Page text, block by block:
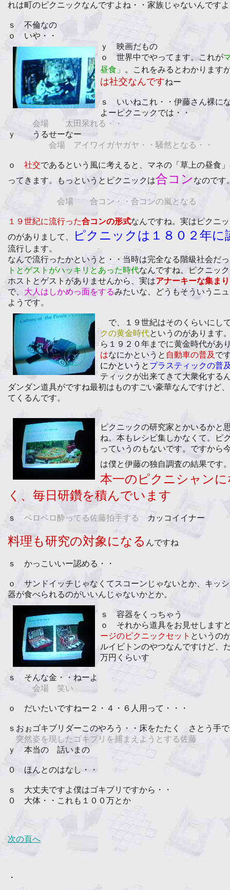
れは町のピクニックなんですよね・・家族じゃないんです
ｓ 不倫なの
ｏ いや・・
ｙ 映画だもの
ｏ 世界中でやってます。これが
昼食」
。これをみるとわかります
は社交なんですねー
ｓ いいねこれ・・伊藤さん裸に
よーピクニックでは・・
会場 太田呆れる・・
ｙ うるせーなー
会場 アイワイガヤガヤ・・騒然となる・・
ｏ 社交であるという風に考えると、マネの「草上の昼食
ってきます。もっというとピクニックは合コン なのです
会場 合コン・・合コンの嵐となる
１９世紀に流行った合コンの形式なんですね。実はピクニ
のがありまして、
ピクニックは１８０２年に
流行します。
なんで流行ったかというと・・当時は完全なる階級社会だ
トとゲストがハッキリとあった時代なんですね。ピクニッ
ホストとゲストがありませんから、実はアナーキーな集まり
で、 大人はしかめっ面をするみたいな、どうもそういうニ
ようです。
で、１９世紀はそのくらいにし
クの黄金時代というのがあります
ら１９２０年までに黄金時代があ
はなにかというと 自動車の普及 で
にかというと プラスティックの普
ティックが出来てきて大衆化する
ダンダン道具がですね最初はものすごい豪華なんですけど
てくるんです。
ピクニックの研究家とかいるかと
ね。本もレシピ集しかなくて。ピ
っていうのもないです。ですから
は僕と伊藤の独自調査の結果です
本一のピクニシャン
く、毎日研鑽を積んでいます
ｓ ベロベロ酔ってる佐藤拍手する カッコイイナー
料理も研究の対象になる んですね
ｓ かっこいいー認める・・
ｏ サンドイッチじゃなくてスコーンじゃないとか、キッ
器が食べられるのがいいんじゃないかとか。
ｓ 容器をくっちゃう
ｏ それから道具をお見せします
ージのピクニックセット というの
ルイビトンのやつなんですけど、
万円くらいす
ｓ そんな金・・ねーよ
会場 笑い
ｏ だいたいですねー２・４・６人用って・・・
ｓおぉゴキブリダーこのやろう・・床をたたく さとう手
突然姿を現したゴキブリを捕まえようとする佐藤
ｙ 本当の 話いまの
０ ほんとのはなし・・
ｓ 大丈夫ですよ僕はゴキブリですから・・
０ 大体・・これも１００万とか
次の頁へ
・